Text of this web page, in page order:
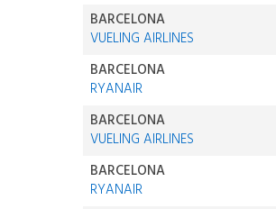
BARCELONA
VUELING AIRLINES
BARCELONA
RYANAIR
BARCELONA
VUELING AIRLINES
BARCELONA
RYANAIR